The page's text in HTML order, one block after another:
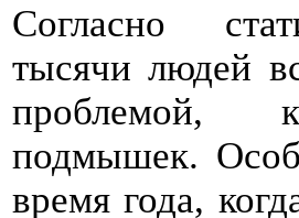
Согласно
тысячи людей
проблемой,
подмышек.
время года,